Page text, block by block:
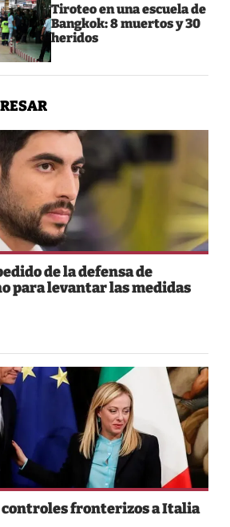
Tiroteo en una escuela de
Bangkok: 8 muertos y 30
heridos
de la defensa de
para levantar las medidas
controles fronterizos a Italia